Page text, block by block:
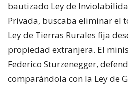
bautizado Ley de
Privada, buscaba eliminar el
Ley de Tierras Rurales fija
propiedad extranjera. El
Federico Sturzenegger,
comparándola con la Ley de